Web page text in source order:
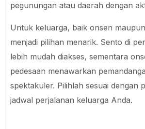
pegunungan atau daerah dengan
Untuk keluarga, baik onsen
menjadi pilihan menarik. Sento di
lebih mudah diakses, sementara
pedesaan menawarkan
spektakuler. Pilihlah sesuai dengan
jadwal perjalanan keluarga Anda.